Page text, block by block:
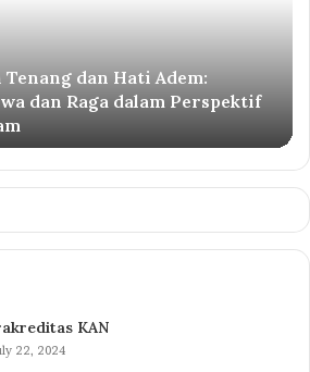
dan Hati Adem:
dan Raga dalam Perspektif
KAN
22, 2024